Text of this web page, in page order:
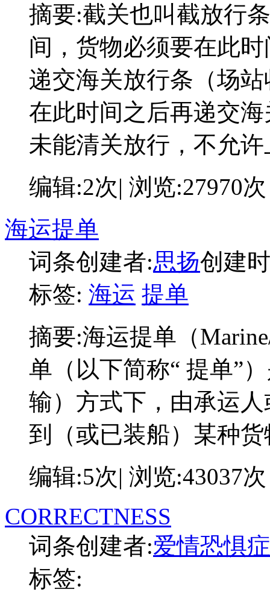
摘要:截关也叫截放行
间，货物必须要在此
递交海关放行条（场
在此时间之后再递交
未能清关放行，不允许
编辑:2次| 浏览:27970次
海运提单
词条创建者:思扬创建
标签: 海运 提单
摘要:海运提单（
单（以下简称“ 提单”
输）方式下，由承运
到（或已装船）某种
编辑:5次| 浏览:43037次
CORRECTNESS
词条创建者:爱情恐惧症
标签: